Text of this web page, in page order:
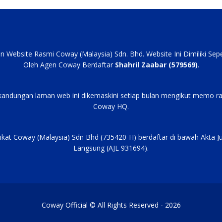
Website Rasmi Coway (Malaysia) Sdn. Bhd. Website Ini Dimiliki
Oleh Agen Coway Berdaftar Shahril Zaabar (579569).
laman web ini dikemaskini setiap bulan mengikut memo
Coway HQ.
Coway (Malaysia) Sdn Bhd (735420-H) berdaftar di bawah Akta
Langsung (AJL 931694).
Coway Official © All Rights Reserved - 2026